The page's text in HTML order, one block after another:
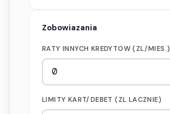
Zobowiazania
RATY INNYCH KREDYTOW (ZL/MIES.)
LIMITY KART/DEBET (ZL LACZNIE)